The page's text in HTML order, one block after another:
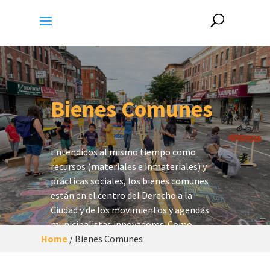
Bienes Comunes
Entendidos al mismo tiempo como
recursos (materiales e inmateriales) y
prácticas sociales, los bienes comunes
están en el centro del Derecho a la
Ciudad y de los movimientos y agendas
municipalistasinnovadores. Como
estrategia, la comunalización
Home/ Bienes Comunes